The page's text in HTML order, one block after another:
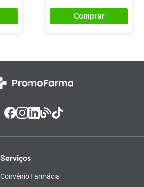
Comprar
Serviços
Convênio Farmácia